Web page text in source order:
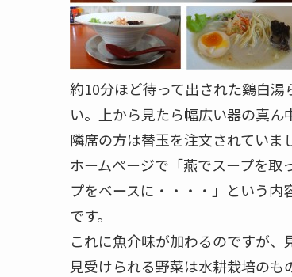
約10分ほど待って出された鷄白
い。上から見たら幅広い器の真ん
隣席の方は替玉を注文されていま
ホームページで「燕でスープを取
プをベースに・・・・」という
です。
これに魚介味が加わるのですが
見受けられる野菜は水耕栽培の